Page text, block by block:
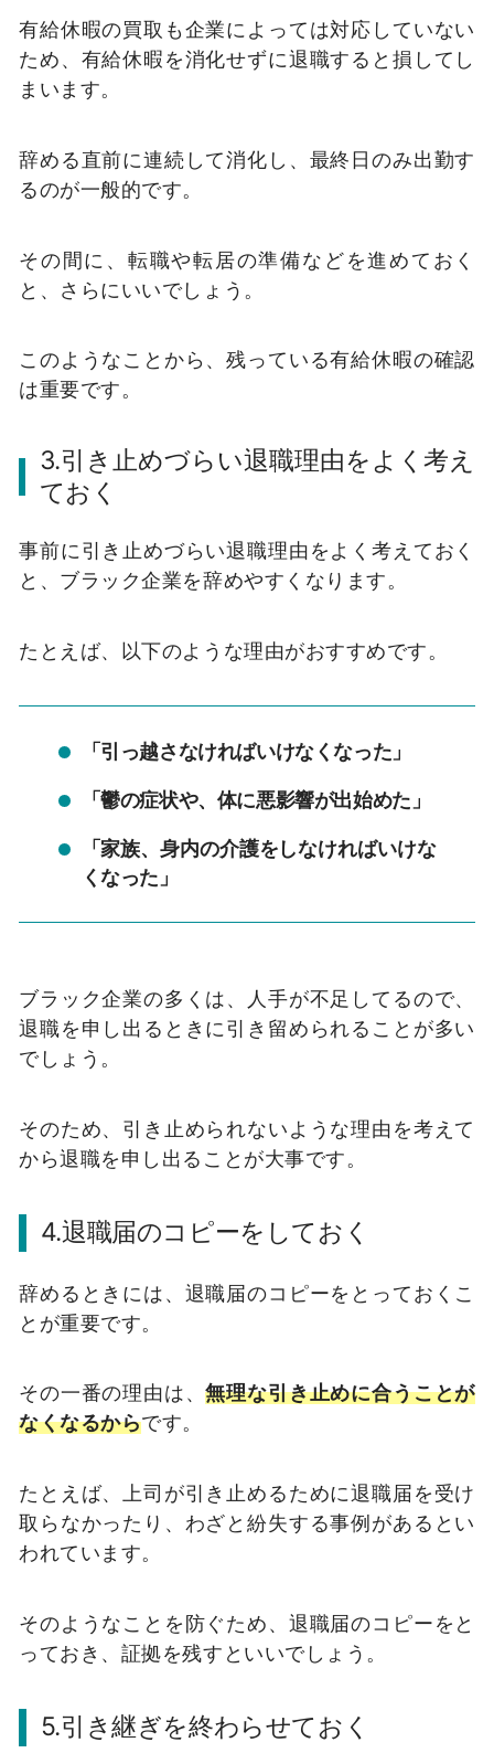
有給休暇の買取も企業によっては対応していない
ため、有給休暇を消化せずに退職すると損してし
まいます。
辞める直前に連続して消化し、最終日のみ出勤す
るのが一般的です。
その間に、転職や転居の準備などを進めておく
と、さらにいいでしょう。
このようなことから、残っている有給休暇の確認
は重要です。
3.引き止めづらい退職理由をよく考え
ておく
事前に引き止めづらい退職理由をよく考えておく
と、ブラック企業を辞めやすくなります。
たとえば、以下のような理由がおすすめです。
「引っ越さなければいけなくなった」
「鬱の症状や、体に悪影響が出始めた」
「家族、身内の介護をしなければいけな
くなった」
ブラック企業の多くは、人手が不足してるので、
退職を申し出るときに引き留められることが多い
でしょう。
そのため、引き止められないような理由を考えて
から退職を申し出ることが大事です。
4.退職届のコピーをしておく
辞めるときには、退職届のコピーをとっておくこ
とが重要です。
その一番の理由は、無理な引き止めに合うことが
なくなるからです。
たとえば、上司が引き止めるために退職届を受け
取らなかったり、わざと紛失する事例があるとい
われています。
そのようなことを防ぐため、退職届のコピーをと
っておき、証拠を残すといいでしょう。
5.引き継ぎを終わらせておく